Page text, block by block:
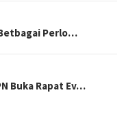
Perlo…
Buka Rapat Ev…